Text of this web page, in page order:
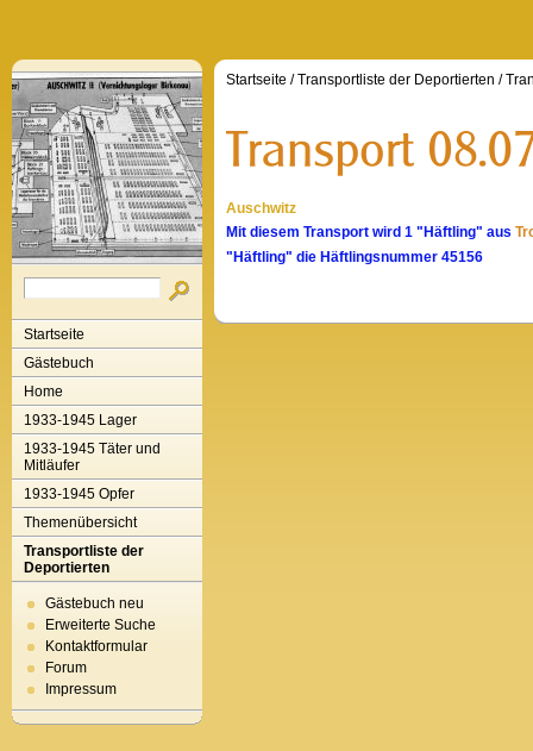
Startseite
Gästebuch
Home
1933-1945 Lager
1933-1945 Täter und
Mitläufer
1933-1945 Opfer
Themenübersicht
Transportliste der
Deportierten
Gästebuch neu
Erweiterte Suche
Kontaktformular
Forum
Impressum
Startseite /Transportliste der Deportierten /
Auschwitz
Mit diesem Transport wird 1 "Häftling" aus
"Häftling" die Häftlingsnummer 45156